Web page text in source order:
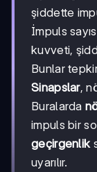
şiddette
İmpuls
kuvveti,
Bunlar
Sinapslar,
Buralarda
impuls bir
geçirgenlik
uyarılır.